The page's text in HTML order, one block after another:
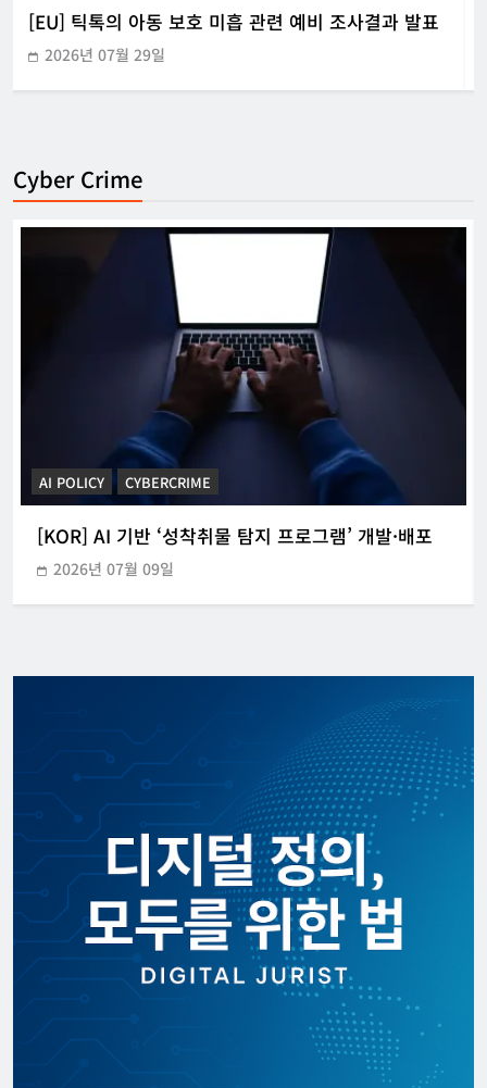
2026년 04월 08일
[개인정보] 국제공조 등을 위한 개인정보
의 국외 이전에 관한 규정 제정령안 입법
[KOR] ‘본인전송요구권’ 사전협의 지원 시범운영
2026년 07월 21일
Cyber Crime
CYBERCRIME POLICE INVESTIGATION ANNOUNCEMENT
[KOR] 3대 참사 허위정보 퍼뜨린 피의자 구속
2026년 05월 31일